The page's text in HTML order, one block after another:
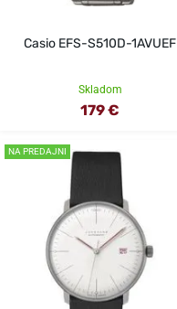
Casio EFS-S510D-1AVUEF
Skladom
179 €
NA PREDAJNI